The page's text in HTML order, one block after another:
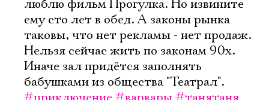
люблю фильм Прогулка. Но извините
ему сто лет в обед. А законы рынка
таковы, что нет рекламы - нет продаж.
Нельзя сейчас жить по законам 90х.
Иначе зал придётся заполнять
бабушками из общества "Театрал".